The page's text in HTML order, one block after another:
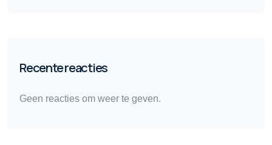
Recente reacties
Geen reacties om weer te geven.